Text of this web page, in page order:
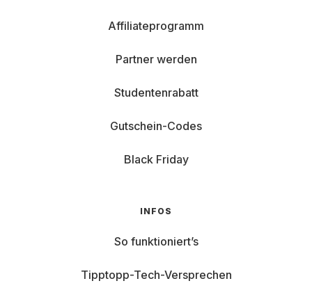
Affiliateprogramm
Partner werden
Studentenrabatt
Gutschein-Codes
Black Friday
INFOS
So funktioniert’s
Tipptopp-Tech-Versprechen